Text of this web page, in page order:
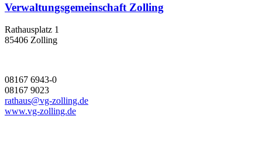
Verwaltungsgemeinschaft Zolling
Rathausplatz 1
85406 Zolling
08167 6943-0
08167 9023
rathaus@vg-zolling.de
www.vg-zolling.de